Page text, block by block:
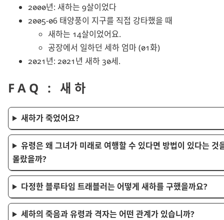
2000년: 새하는 9살이었다
2005-06 태양풍이 지구를 직접 강타했을 때
새하는 14살이었어요.
공장에서 일하던 세하 엄마 (01화)
2021년: 2021년 새하 30세.
FAQ : 새하
새하가 죽었어요?
유령은 왜 그녀가 미래로 여행할 수 있다면 방법이 있다는 것
몰랐을까?
다정한 블루타임 트래블러는 어떻게 새하를 구했을까요?
세하의 죽음과 유령과 격자는 어떤 관계가 있습니까?